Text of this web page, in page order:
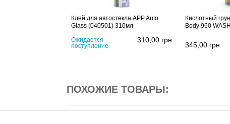
Клей для автостекла APP Auto
Glass (040501) 310мл
Ожидается
поступление
310,00 грн
Кислотный
Body 960
345,00 грн
ПОХОЖИЕ ТОВАРЫ: